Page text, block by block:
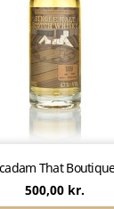
That
Pris
500,00 kr.